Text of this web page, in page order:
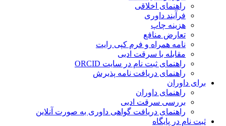
راهنمای اخلاقی
فرآیند داوری
هزینه چاپ
تعارض منافع
نامه همراه و فرم کپی رایت
مقابله با سرقت ادبی
راهنمای ثبت نام در سایت ORCID
راهنمای دریافت نامه پذیرش
برای داوران
راهنمای داوران
بررسی سرقت ادبی
راهنمای دریافت گواهی داوری به صورت آنلاین
ثبت نام در پایگاه